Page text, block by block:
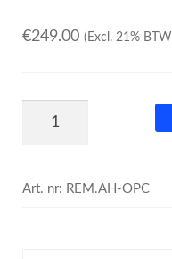
€249.00 (Excl. 21% BTW
Art. nr: REM.AH-OPC